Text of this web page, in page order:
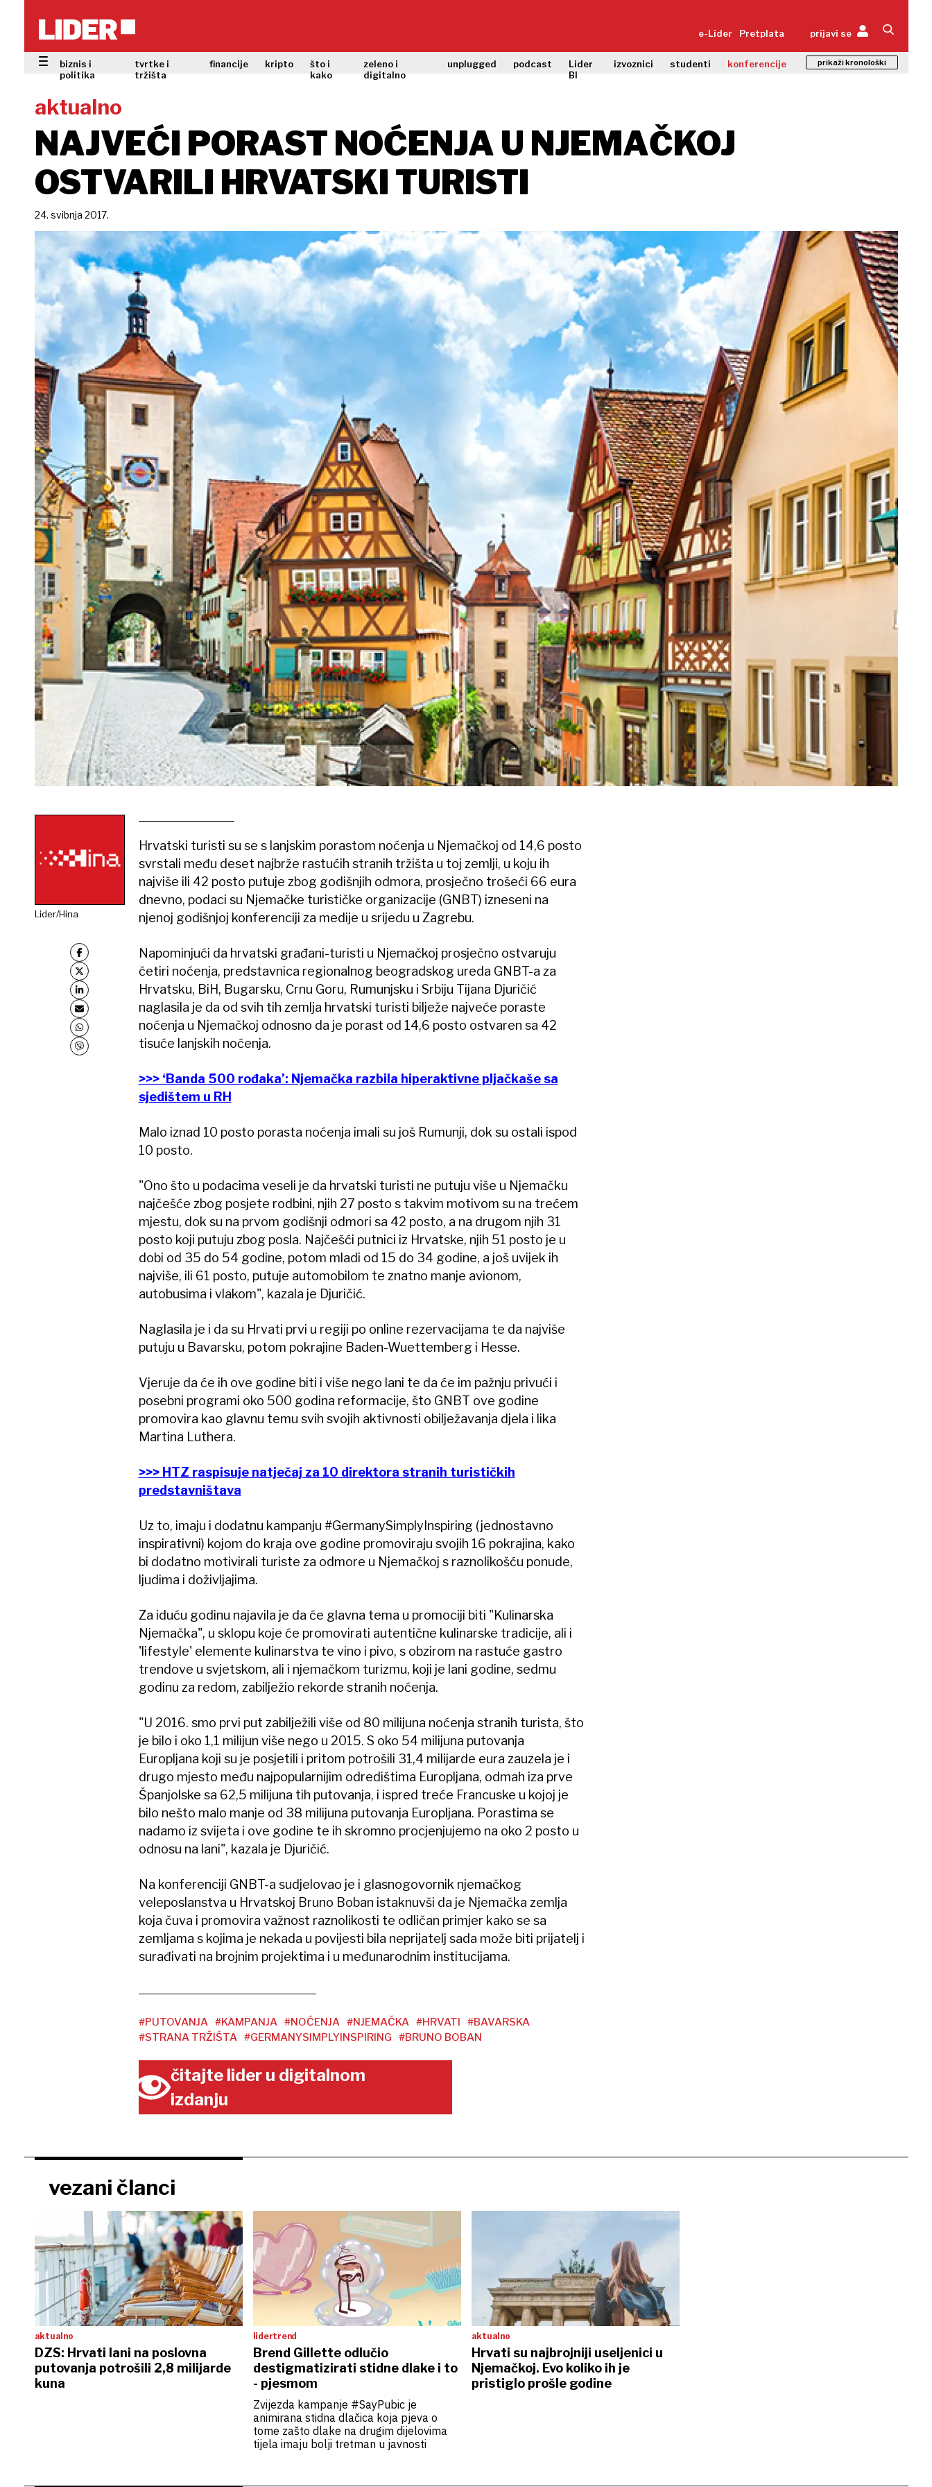
e-Lider Pretplata prijavi se
biznis i
politika
tvrtke i
tržišta
financije kripto
što i
kako
zeleno i
digitalno
unplugged podcast
Lider
BI
izvoznici studenti konferencije prikaži kronološki
aktualno
NAJVEĆI PORAST NOĆENJA U NJEMAČKOJ
OSTVARILI HRVATSKI TURISTI
24. svibnja 2017.
Lider/Hina
Hrvatski turisti su se s lanjskim porastom noćenja u Njemačkoj od 14,6 posto
svrstali među deset najbrže rastućih stranih tržišta u toj zemlji, u koju ih
najviše ili 42 posto putuje zbog godišnjih odmora, prosječno trošeći 66 eura
dnevno, podaci su Njemačke turističke organizacije (GNBT) izneseni na
njenoj godišnjoj konferenciji za medije u srijedu u Zagrebu.
Napominjući da hrvatski građani-turisti u Njemačkoj prosječno ostvaruju
četiri noćenja, predstavnica regionalnog beogradskog ureda GNBT-a za
Hrvatsku, BiH, Bugarsku, Crnu Goru, Rumunjsku i Srbiju Tijana Djuričić
naglasila je da od svih tih zemlja hrvatski turisti bilježe najveće poraste
noćenja u Njemačkoj odnosno da je porast od 14,6 posto ostvaren sa 42
tisuće lanjskih noćenja.
>>> ‘Banda 500 rođaka’: Njemačka razbila hiperaktivne pljačkaše sa
sjedištem u RH
Malo iznad 10 posto porasta noćenja imali su još Rumunji, dok su ostali ispod
10 posto.
"Ono što u podacima veseli je da hrvatski turisti ne putuju više u Njemačku
najčešće zbog posjete rodbini, njih 27 posto s takvim motivom su na trećem
mjestu, dok su na prvom godišnji odmori sa 42 posto, a na drugom njih 31
posto koji putuju zbog posla. Najčešći putnici iz Hrvatske, njih 51 posto je u
dobi od 35 do 54 godine, potom mladi od 15 do 34 godine, a još uvijek ih
najviše, ili 61 posto, putuje automobilom te znatno manje avionom,
autobusima i vlakom", kazala je Djuričić.
Naglasila je i da su Hrvati prvi u regiji po online rezervacijama te da najviše
putuju u Bavarsku, potom pokrajine Baden-Wuettemberg i Hesse.
Vjeruje da će ih ove godine biti i više nego lani te da će im pažnju privući i
posebni programi oko 500 godina reformacije, što GNBT ove godine
promovira kao glavnu temu svih svojih aktivnosti obilježavanja djela i lika
Martina Luthera.
>>> HTZ raspisuje natječaj za 10 direktora stranih turističkih
predstavništava
Uz to, imaju i dodatnu kampanju #GermanySimplyInspiring (jednostavno
inspirativni) kojom do kraja ove godine promoviraju svojih 16 pokrajina, kako
bi dodatno motivirali turiste za odmore u Njemačkoj s raznolikošću ponude,
ljudima i doživljajima.
Za iduću godinu najavila je da će glavna tema u promociji biti "Kulinarska
Njemačka", u sklopu koje će promovirati autentične kulinarske tradicije, ali i
'lifestyle' elemente kulinarstva te vino i pivo, s obzirom na rastuće gastro
trendove u svjetskom, ali i njemačkom turizmu, koji je lani godine, sedmu
godinu za redom, zabilježio rekorde stranih noćenja.
"U 2016. smo prvi put zabilježili više od 80 milijuna noćenja stranih turista, što
je bilo i oko 1,1 milijun više nego u 2015. S oko 54 milijuna putovanja
Europljana koji su je posjetili i pritom potrošili 31,4 milijarde eura zauzela je i
drugo mjesto među najpopularnijim odredištima Europljana, odmah iza prve
Španjolske sa 62,5 milijuna tih putovanja, i ispred treće Francuske u kojoj je
bilo nešto malo manje od 38 milijuna putovanja Europljana. Porastima se
nadamo iz svijeta i ove godine te ih skromno procjenjujemo na oko 2 posto u
odnosu na lani", kazala je Djuričić.
Na konferenciji GNBT-a sudjelovao je i glasnogovornik njemačkog
veleposlanstva u Hrvatskoj Bruno Boban istaknuvši da je Njemačka zemlja
koja čuva i promovira važnost raznolikosti te odličan primjer kako se sa
zemljama s kojima je nekada u povijesti bila neprijatelj sada može biti prijatelj i
surađivati na brojnim projektima i u međunarodnim institucijama.
#PUTOVANJA #KAMPANJA #NOĆENJA #NJEMAČKA #HRVATI
#BAVARSKA
#STRANA TRŽIŠTA #GERMANYSIMPLYINSPIRING #BRUNO BOBAN
čitajte lider u digitalnom
izdanju
vezani članci
aktualno
DZS: Hrvati lani na poslovna
putovanja potrošili 2,8 milijarde
kuna
lidertrend
Brend Gillette odlučio
destigmatizirati stidne dlake i to
- pjesmom
Zvijezda kampanje #SayPubic je
animirana stidna dlačica koja pjeva o
tome zašto dlake na drugim dijelovima
tijela imaju bolji tretman u javnosti
aktualno
Hrvati su najbrojniji useljenici u
Njemačkoj. Evo koliko ih je
pristiglo prošle godine